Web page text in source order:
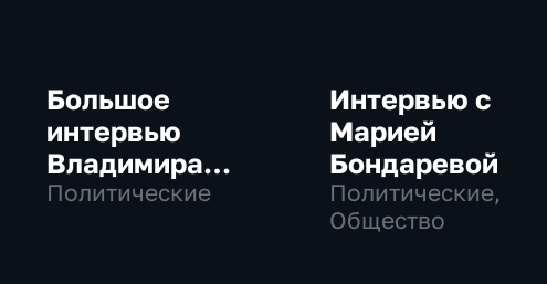
Большое
интервью
Владимира
Путина Сергею
Политические
Интервью с
Марией
Бондаревой
Политические,
Общество